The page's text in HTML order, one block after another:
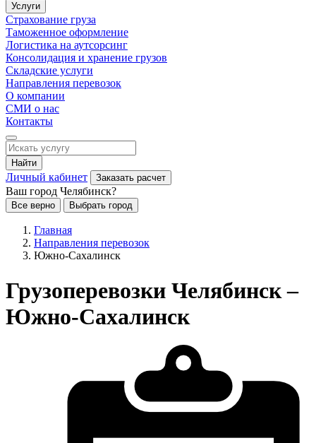
Услуги
Страхование груза
Таможенное оформление
Логистика на аутсорсинг
Консолидация и хранение грузов
Складские услуги
Направления перевозок
О компании
СМИ о нас
Контакты
Найти
Личный кабинет Заказать расчет
Ваш город Челябинск?
Все верно Выбрать город
Главная
Направления перевозок
Южно-Сахалинск
Грузоперевозки Челябинск –
Южно-Сахалинск